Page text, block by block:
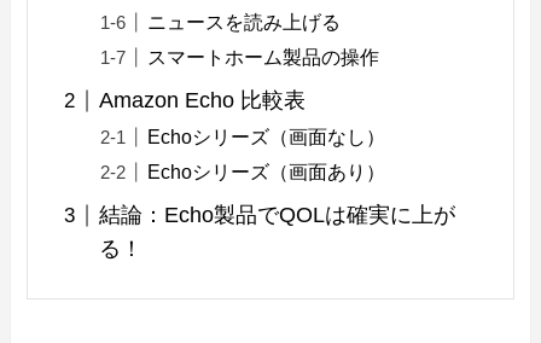
ニュースを読み上げる
スマートホーム製品の操作
Amazon Echo 比較表
Echoシリーズ（画面なし）
Echoシリーズ（画面あり）
結論：Echo製品でQOLは確実に上が
る！